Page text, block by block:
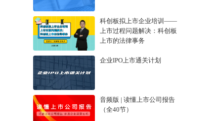
科创板拟上市企业培训——
上市过程问题解决：科创板
上市的法律事务
企业IPO上市通关计划
音频版 | 读懂上市公司报告
（全40节）